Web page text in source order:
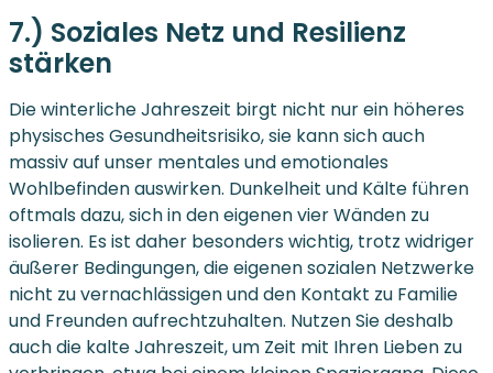
7.) Soziales Netz und Resilienz
stärken
Die winterliche Jahreszeit birgt nicht nur ein höheres
physisches Gesundheitsrisiko, sie kann sich auch
massiv auf unser mentales und emotionales
Wohlbefinden auswirken. Dunkelheit und Kälte führen
oftmals dazu, sich in den eigenen vier Wänden zu
isolieren. Es ist daher besonders wichtig, trotz widriger
äußerer Bedingungen, die eigenen sozialen Netzwerke
nicht zu vernachlässigen und den Kontakt zu Familie
und Freunden aufrechtzuhalten. Nutzen Sie deshalb
auch die kalte Jahreszeit, um Zeit mit Ihren Lieben zu